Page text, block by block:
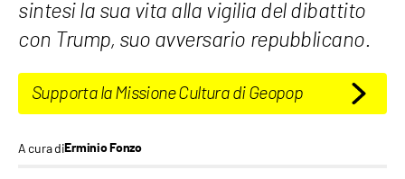
sintesi la sua vita alla vigilia del dibattito
con Trump, suo avversario repubblicano.
Supporta la Missione Cultura di Geopop
A cura diErminio Fonzo